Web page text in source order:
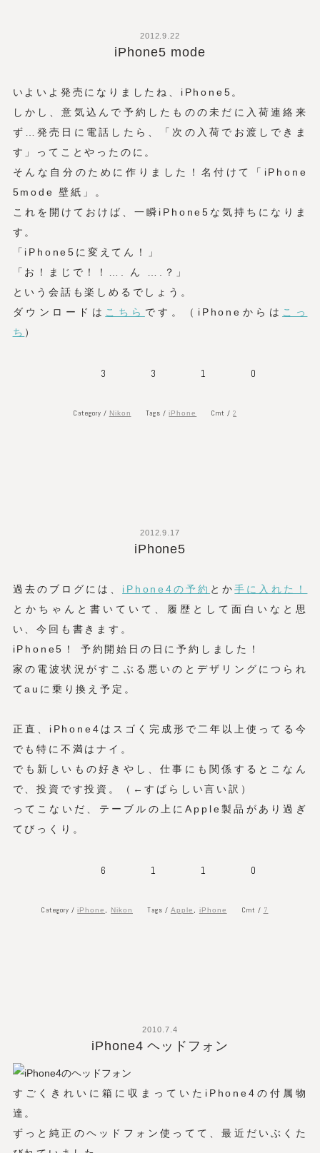
2012.9.22
iPhone5 mode
いよいよ発売になりましたね、iPhone5。
しかし、意気込んで予約したものの未だに入荷連絡来
ず…発売日に電話したら、「次の入荷でお渡しできま
す」ってことやったのに。
そんな自分のために作りました！名付けて「iPhone
5mode 壁紙」。
これを開けておけば、一瞬iPhone5な気持ちになりま
す。
「iPhone5に変えてん！」
「お！まじで！！…. ん ….？」
という会話も楽しめるでしょう。
ダウンロードは こちら です。（iPhoneからは こっ
ち ）
3 3 1 0
Category / Nikon Tags /iPhone Cmt /2
2012.9.17
iPhone5
過去のブログには、 iPhone4の予約 とか手に入れた！
とかちゃんと書いていて、履歴として面白いなと思
い、今回も書きます。
iPhone5！ 予約開始日の日に予約しました！
家の電波状況がすこぶる悪いのとデザリングにつられ
てauに乗り換え予定。
正直、iPhone4はスゴく完成形で二年以上使ってる今
でも特に不満はナイ。
でも新しいもの好きやし、仕事にも関係するとこなん
で、投資です投資。（←すばらしい言い訳）
ってこないだ、テーブルの上にApple製品があり過ぎ
てびっくり。
6 1 1 0
Category /iPhone Nikon Tags / Apple iPhone Cmt / 7
2010.7.4
iPhone4 ヘッドフォン
すごくきれいに箱に収まっていたiPhone4の付属物
達。
ずっと純正のヘッドフォン使ってて、最近だいぶくた